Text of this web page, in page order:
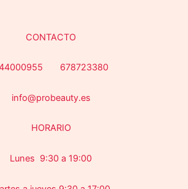
CONTACTO
678723380
info@probeauty.es
HORARIO
Lunes 9:30 a 19:00